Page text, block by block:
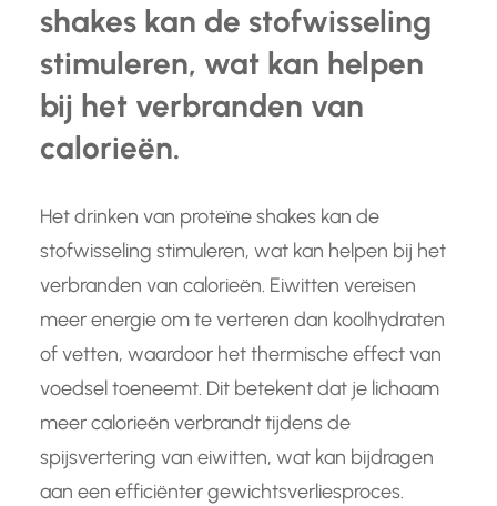
shakes kan de stofwisseling
stimuleren, wat kan helpen
bij het verbranden van
calorieën.
Het drinken van proteïne shakes kan de
stofwisseling stimuleren, wat kan helpen bij het
verbranden van calorieën. Eiwitten vereisen
meer energie om te verteren dan koolhydraten
of vetten, waardoor het thermische effect van
voedsel toeneemt. Dit betekent dat je lichaam
meer calorieën verbrandt tijdens de
spijsvertering van eiwitten, wat kan bijdragen
aan een efficiënter gewichtsverliesproces.